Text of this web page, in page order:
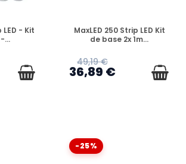
LED - Kit
...
EN STOCK
MaxLED 250 Strip LED Kit
de base 2x 1m...
49,19 €
36,89 €
-25%